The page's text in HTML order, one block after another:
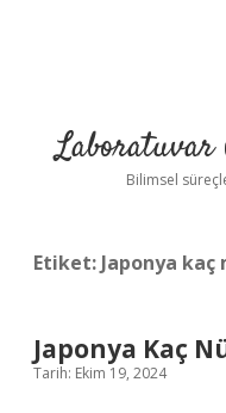
Laboratuvar
Bilimsel
Etiket: Japonya kaç
Japonya Kaç
Tarih: Ekim 19, 2024